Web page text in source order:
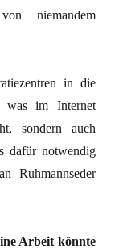
niemandem
in die
was im Internet
sondern auch
dafür notwendig
Ruhmannseder
Arbeit könnte